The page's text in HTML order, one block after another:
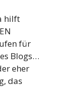
hilft
für
Blogs…
eher
das